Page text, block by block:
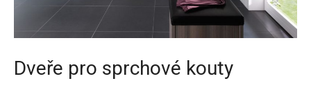
Dveře pro sprchové kouty